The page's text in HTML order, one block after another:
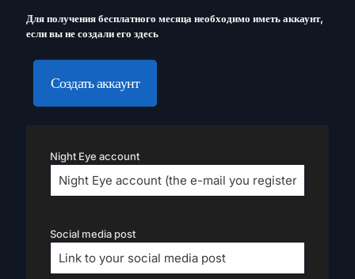
Для получения бесплатного месяца необходимо иметь аккаунт,
если вы не создали его здесь
Создать аккаунт
Night Eye account
Social media post